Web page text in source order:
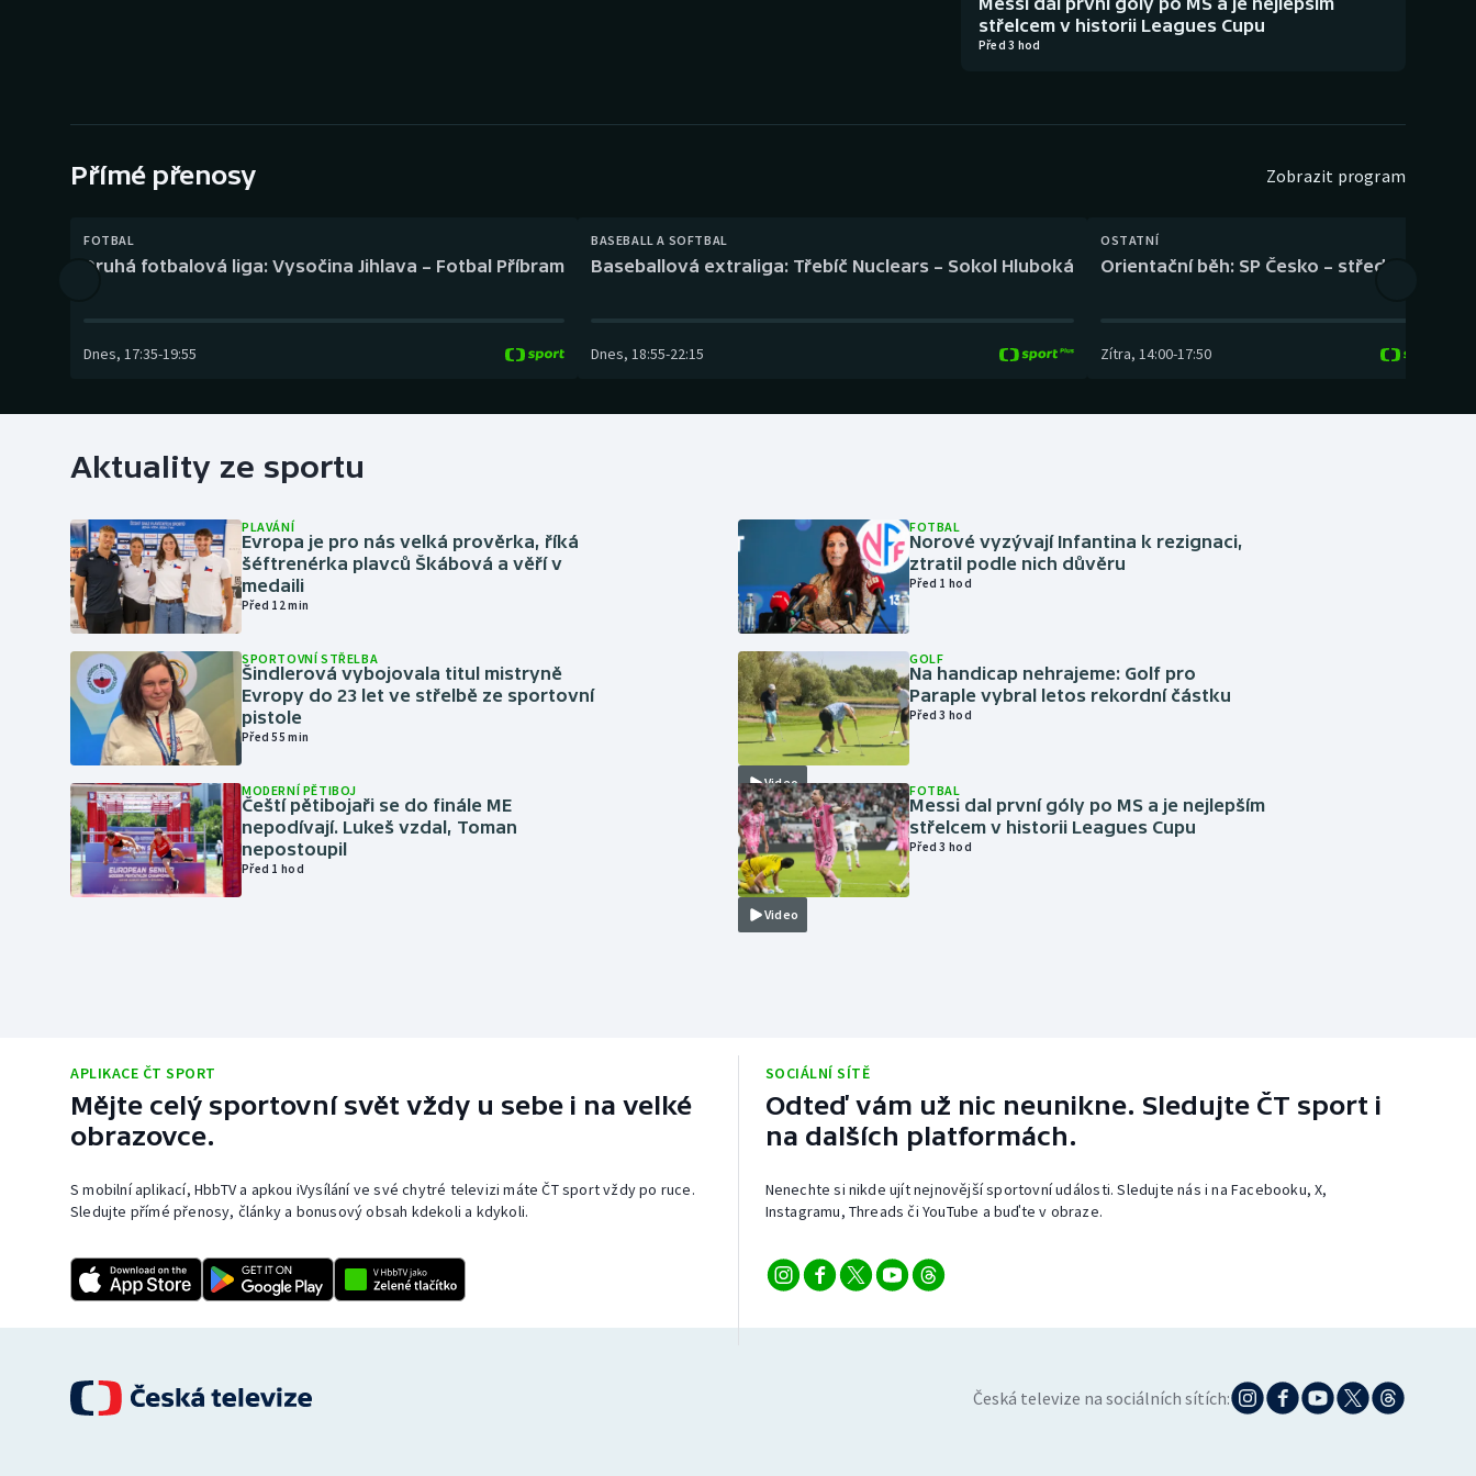
Gymnastika Plážový volejbal
střelcem v historii Leagues Cupu
Před 3 hod
Přímé přenosy Zobrazit program
FOTBAL
Druhá fotbalová liga: Vysočina Jihlava – Fotbal Příbram
Dnes, 17:35-19:55
BASEBALL A SOFTBAL
Baseballová extraliga: Třebíč Nuclears – Sokol Hluboká
Dnes, 18:55-22:15
OSTATNÍ
Orientační běh: SP Česko – střední trať
Zítra, 14:00-17:50
Aktuality ze sportu
PLAVÁNÍ
Evropa je pro nás velká prověrka, říká
šéftrenérka plavců Škábová a věří v
medaili
Před 12 min
SPORTOVNÍ STŘELBA
Šindlerová vybojovala titul mistryně
Evropy do 23 let ve střelbě ze sportovní
pistole
Před 55 min
MODERNÍ PĚTIBOJ
Čeští pětibojaři se do finále ME
nepodívají. Lukeš vzdal, Toman
nepostoupil
Před 1 hod
FOTBAL
Norové vyzývají Infantina k rezignaci,
ztratil podle nich důvěru
Před 1 hod
Video
GOLF
Na handicap nehrajeme: Golf pro
Paraple vybral letos rekordní částku
Před 3 hod
Video
FOTBAL
Messi dal první góly po MS a je nejlepším
střelcem v historii Leagues Cupu
Před 3 hod
APLIKACE ČT SPORT
Mějte celý sportovní svět vždy u sebe i na velké
obrazovce.
S mobilní aplikací, HbbTV a apkou iVysílání ve své chytré televizi máte ČT sport vždy po ruce.
Sledujte přímé přenosy, články a bonusový obsah kdekoli a kdykoli.
SOCIÁLNÍ SÍTĚ
Odteď vám už nic neunikne. Sledujte ČT sport i
na dalších platformách.
Nenechte si nikde ujít nejnovější sportovní události. Sledujte nás i na Facebooku, X,
Instagramu, Threads či YouTube a buďte v obraze.
Česká televize na sociálních sítích: